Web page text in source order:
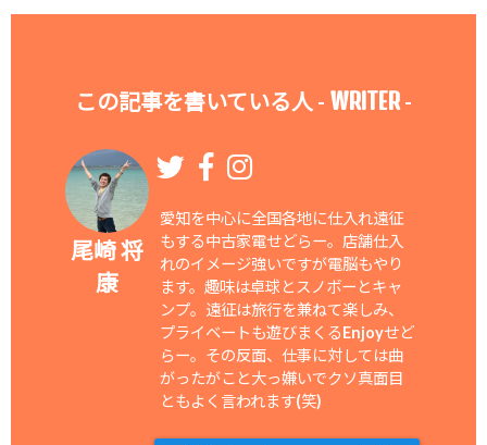
この記事を書いている人 - WRITER-
尾崎 将
康
愛知を中心に全国各地に仕入れ遠征
もする中古家電せどらー。店舗仕入
れのイメージ強いですが電脳もやり
ます。趣味は卓球とスノボーとキャ
ンプ。遠征は旅行を兼ねて楽しみ、
プライベートも遊びまくるEnjoyせど
らー。その反面、仕事に対しては曲
がったがこと大っ嫌いでクソ真面目
ともよく言われます(笑)